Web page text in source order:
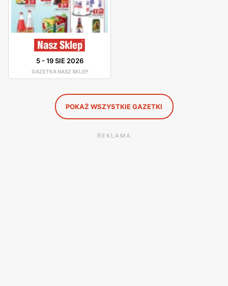
Sieć sklepów regularnie wydaje gazetki promocyjne, z
których dowiemy się jakie promocje i zniżki przygotował
dla nas Nasz Sklep na kolejny tydzień. Firma posiada
również stronę internetową, na której można sprawdzić nie
tylko adresy sklepów, ale również rabaty i zniżki
obowiązujące w sklepach.
5-19 SIE 2026
GAZETKA NASZ SKLEP
POKAŻ WSZYSTKIE GAZETKI
REKLAMA